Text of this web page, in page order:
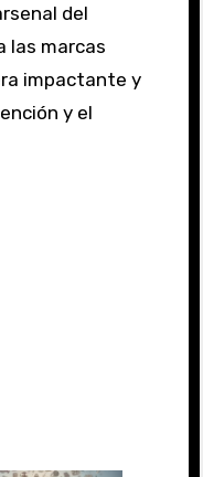
del
las marcas
impactante y
y el